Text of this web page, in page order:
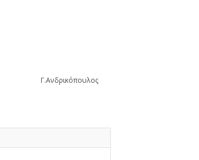
Γ.Ανδρικόπουλος